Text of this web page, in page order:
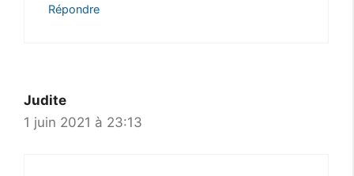
Répondre
Judite
1 juin 2021 à 23:13